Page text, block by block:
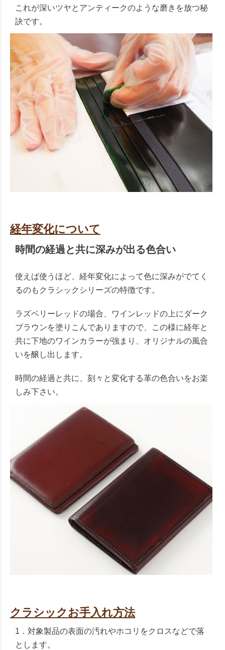
これが深いツヤとアンティークのような磨きを放つ秘
訣です。
経年変化について
時間の経過と共に深みが出る色合い
使えば使うほど、経年変化によって色に深みがでてく
るのもクラシックシリーズの特徴です。
ラズベリーレッドの場合、ワインレッドの上にダーク
ブラウンを塗りこんでありますので、この様に経年と
共に下地のワインカラーが強まり、オリジナルの風合
いを醸し出します。
時間の経過と共に、刻々と変化する革の色合いをお楽
しみ下さい。
クラシックお手入れ方法
1．対象製品の表面の汚れやホコリをクロスなどで落
とします。